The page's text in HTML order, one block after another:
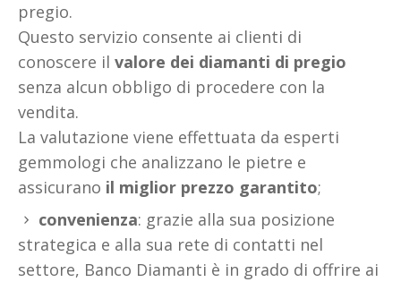
pregio.
Questo servizio consente ai clienti di
conoscere il valore dei diamanti di pregio
senza alcun obbligo di procedere con la
vendita.
La valutazione viene effettuata da esperti
gemmologi che analizzano le pietre e
assicurano il miglior prezzo garantito;
convenienza: grazie alla sua posizione
strategica e alla sua rete di contatti nel
settore, Banco Diamanti è in grado di offrire ai